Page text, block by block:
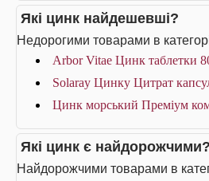
Які цинк найдешевші?
Недорогими товарами в
Arbor Vitae Цинк таблетки
Solaray Цинку Цитрат
Цинк морський Преміум
Які цинк є найдорожчими?
Найдорожчими товарами в